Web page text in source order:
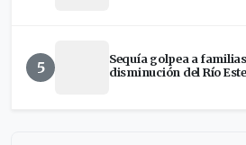
5
Sequía golpea a
disminución del Río